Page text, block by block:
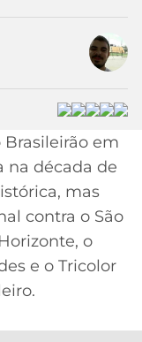
em
na década de
mas
contra o São
o
e o Tricolor